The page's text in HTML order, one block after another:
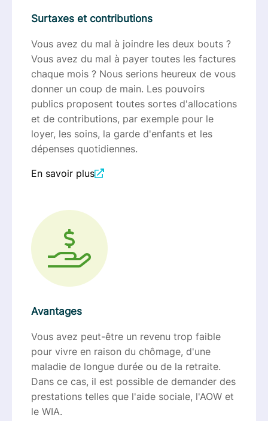
Surtaxes et contributions
Vous avez du mal à joindre les deux bouts ?
Vous avez du mal à payer toutes les factures
chaque mois ? Nous serions heureux de vous
donner un coup de main. Les pouvoirs
publics proposent toutes sortes d'allocations
et de contributions, par exemple pour le
loyer, les soins, la garde d'enfants et les
dépenses quotidiennes.
En savoir plus
Avantages
Vous avez peut-être un revenu trop faible
pour vivre en raison du chômage, d'une
maladie de longue durée ou de la retraite.
Dans ce cas, il est possible de demander des
prestations telles que l'aide sociale, l'AOW et
le WIA.